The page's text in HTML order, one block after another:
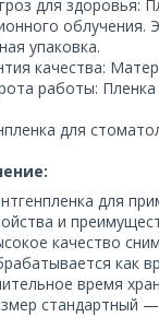
для здоровья:
облучения.
упаковка.
качества:
работы:
для
для
и
качество
как
время
стандартный